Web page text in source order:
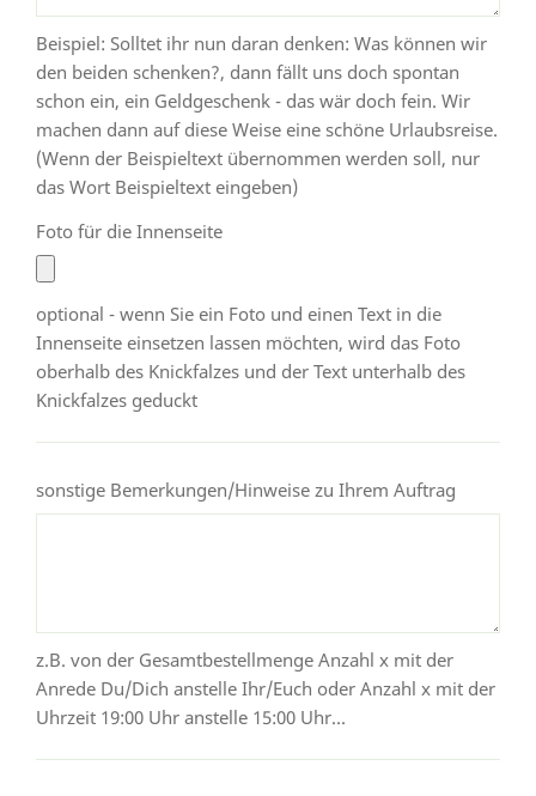
Beispiel: Solltet ihr nun daran denken: Was können wir
den beiden schenken?, dann fällt uns doch spontan
schon ein, ein Geldgeschenk - das wär doch fein. Wir
machen dann auf diese Weise eine schöne Urlaubsreise.
(Wenn der Beispieltext übernommen werden soll, nur
das Wort Beispieltext eingeben)
Foto für die Innenseite
optional - wenn Sie ein Foto und einen Text in die
Innenseite einsetzen lassen möchten, wird das Foto
oberhalb des Knickfalzes und der Text unterhalb des
Knickfalzes geduckt
sonstige Bemerkungen/Hinweise zu Ihrem Auftrag
z.B. von der Gesamtbestellmenge Anzahl x mit der
Anrede Du/Dich anstelle Ihr/Euch oder Anzahl x mit der
Uhrzeit 19:00 Uhr anstelle 15:00 Uhr...